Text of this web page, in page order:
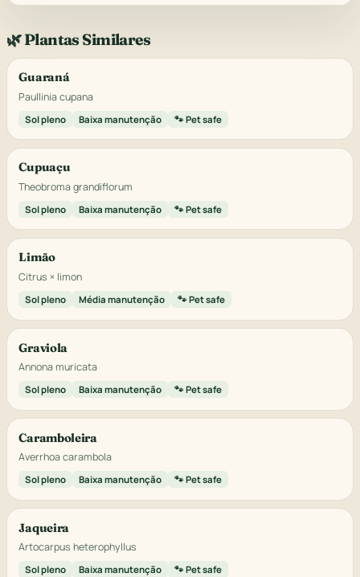
🌿 Plantas Similares
Guaraná
Paullinia cupana
Sol pleno Baixa manutenção 🐾 Pet safe
Cupuaçu
Theobroma grandiflorum
Sol pleno Baixa manutenção 🐾 Pet safe
Limão
Citrus × limon
Sol pleno Média manutenção 🐾 Pet safe
Graviola
Annona muricata
Sol pleno Baixa manutenção 🐾 Pet safe
Caramboleira
Averrhoa carambola
Sol pleno Baixa manutenção 🐾 Pet safe
Jaqueira
Artocarpus heterophyllus
Sol pleno Baixa manutenção 🐾 Pet safe